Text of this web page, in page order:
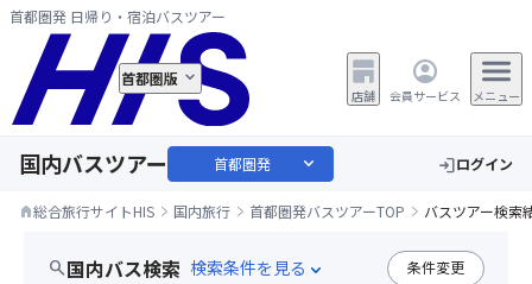
首都圏発 日帰り・宿泊バスツアー
首都圏版
店舗 会員サービス メニュー
国内バスツアー 首都圏発 expand_more loginログイン
home総合旅行サイトHIS 国内旅行 首都圏発バスツアーTOP バスツアー検索
search国内バス検索 expand_more 条件変更